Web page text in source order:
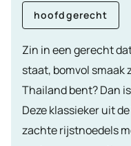
hoofdgerecht
Zin in een gerecht
staat, bomvol smaak
Thailand bent? Dan
Deze klassieker uit
zachte rijstnoedels